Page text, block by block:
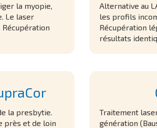
la myopie,
Le laser
Alternative au
les profils
Récupération
résultats
la presbytie.
près et de loin
Traitement
génération